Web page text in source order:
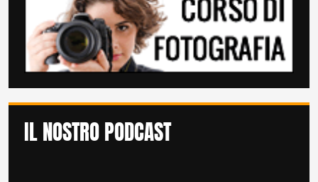
IL NOSTRO PODCAST